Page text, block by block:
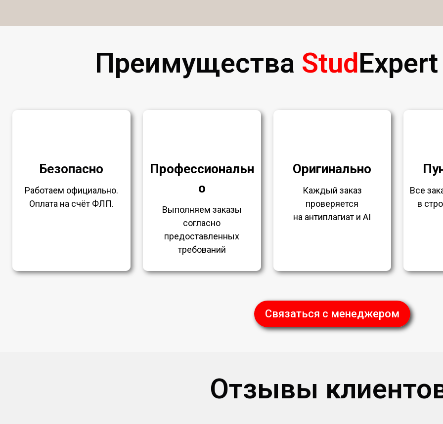
Преимущества Stud
Безопасно
Работаем официально.
Оплата на счёт ФЛП.
Профессиональн
о
Выполняем заказы
согласно
предоставленных
требований
Оригинально
Каждый заказ
проверяется
на антиплагиат и AI
Все
в
Связаться с менеджером
Отзывы